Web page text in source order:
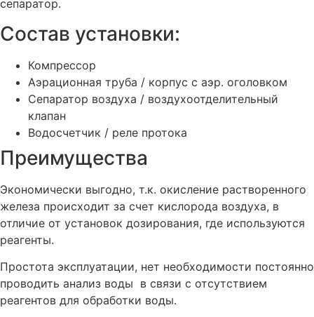
сепаратор.
Состав установки:
Компрессор
Аэрационная труба / корпус с аэр. оголовком
Сепаратор воздуха / воздухоотделительный
клапан
Водосчетчик / реле протока
Преимущества
Экономически выгодно, т.к. окисление растворенного
железа происходит за счет кислорода воздуха, в
отличие от установок дозирования, где используются
реагенты.
Простота эксплуатации, нет необходимости постоянно
проводить анализ воды в связи с отсутствием
реагентов для обработки воды.